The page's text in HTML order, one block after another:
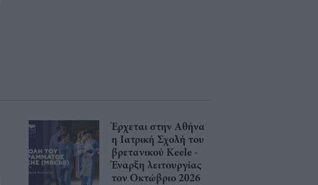
Έρχεται στην Αθήνα
η Ιατρική Σχολή του
βρετανικού Keele -
Έναρξη λειτουργίας
τον Οκτώβριο 2026